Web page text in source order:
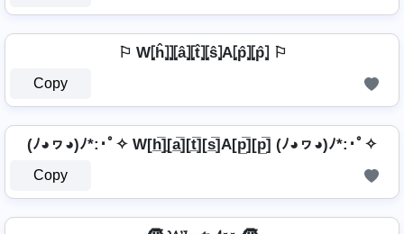
⚐ W⦏ĥ⦎⦎⦏â⦎⦏t̂⦎⦏ŝ⦎A⦏p̂⦎⦏p̂⦎ ⚐
Copy
(ﾉ◕ヮ◕)ﾉ*:･ﾟ✧ W[h̲̅]̼[a̲̅][t̲̅][s̲̅]A[p̲̅][p̲̅] (ﾉ◕ヮ◕)ﾉ*:･ﾟ✧
Copy